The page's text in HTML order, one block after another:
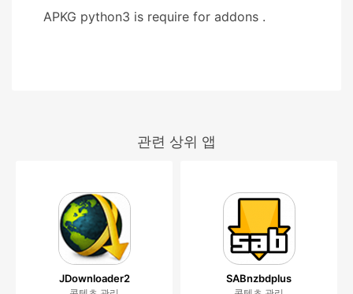
APKG python3 is require for addons .
관련 상위 앱
JDownloader2 SABnzbdplus